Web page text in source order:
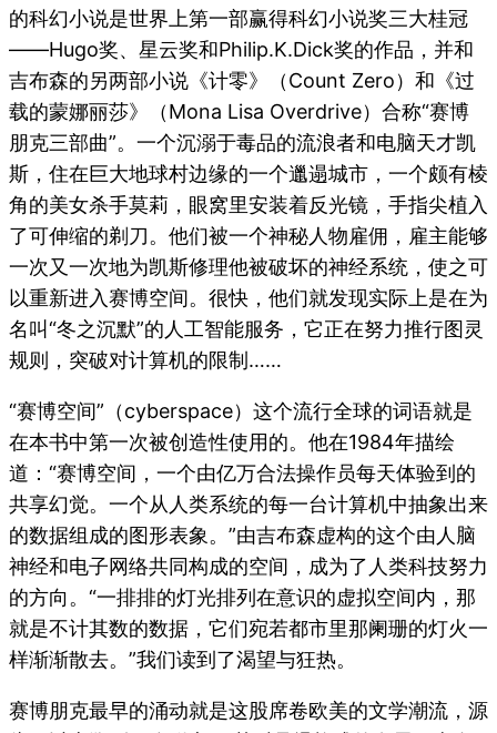
的科幻小说是世界上第一部赢得科幻小说奖三大桂冠
——Hugo奖、星云奖和Philip.K.Dick奖的作品，并和
吉布森的另两部小说《计零》（Count Zero）和《过
载的蒙娜丽莎》（Mona Lisa Overdrive）合称“赛博
朋克三部曲”。一个沉溺于毒品的流浪者和电脑天才凯
斯，住在巨大地球村边缘的一个邋遢城市，一个颇有棱
角的美女杀手莫莉，眼窝里安装着反光镜，手指尖植入
了可伸缩的剃刀。他们被一个神秘人物雇佣，雇主能够
一次又一次地为凯斯修理他被破坏的神经系统，使之可
以重新进入赛博空间。很快，他们就发现实际上是在为
名叫“冬之沉默”的人工智能服务，它正在努力推行图灵
规则，突破对计算机的限制……
“赛博空间”（cyberspace）这个流行全球的词语就是
在本书中第一次被创造性使用的。他在1984年描绘
道：“赛博空间，一个由亿万合法操作员每天体验到的
共享幻觉。一个从人类系统的每一台计算机中抽象出来
的数据组成的图形表象。”由吉布森虚构的这个由人脑
神经和电子网络共同构成的空间，成为了人类科技努力
的方向。“一排排的灯光排列在意识的虚拟空间内，那
就是不计其数的数据，它们宛若都市里那阑珊的灯火一
样渐渐散去。”我们读到了渴望与狂热。
赛博朋克最早的涌动就是这股席卷欧美的文学潮流，源